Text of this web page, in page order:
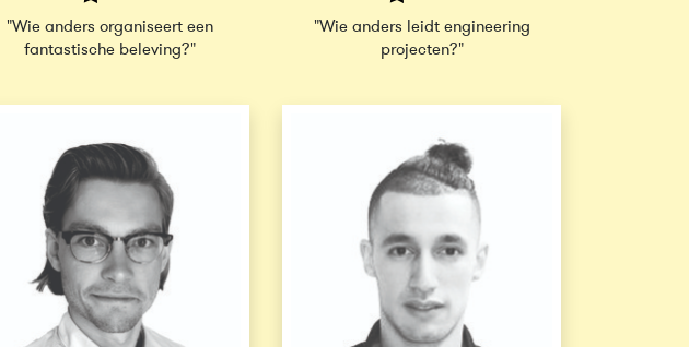
"Wie anders organiseert een
fantastische beleving?"
"Wie anders leidt engineering
projecten?"